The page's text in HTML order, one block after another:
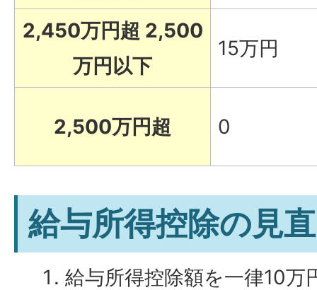
2,450万円超 2,500
万円以下
15万円
2,500万円超 0
給与所得控除の見
給与所得控除額を一律10万